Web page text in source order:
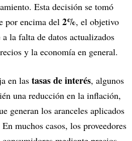
Esta decisión se tomó
por encima del 2%, el objetivo
la falta de datos actualizados
y la economía en general.
en las tasas de interés, algunos
una reducción en la inflación,
generan los aranceles aplicados
muchos casos, los proveedores